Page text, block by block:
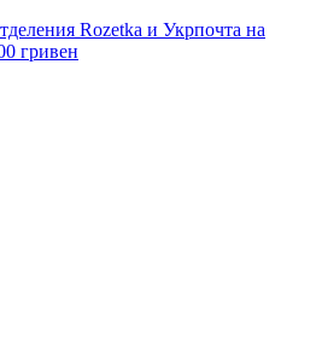
Rozetka и Укрпочта на
гривен